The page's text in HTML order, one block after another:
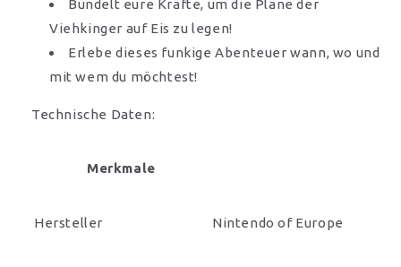
Bündelt eure Kräfte, um die Pläne der
Viehkinger auf Eis zu legen!
Erlebe dieses funkige Abenteuer wann, wo und
mit wem du möchtest!
Technische Daten:
Merkmale
Hersteller Nintendo of Europe